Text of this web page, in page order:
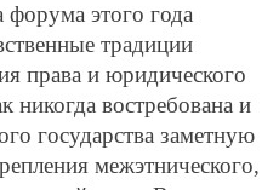
форума этого года
традиции
права и юридического
никогда востребована и
государства заметную
межэтнического,